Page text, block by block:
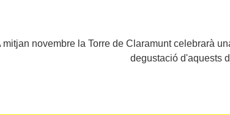
mitjan novembre la Torre de Claramunt celebrarà
degustació d'aquests